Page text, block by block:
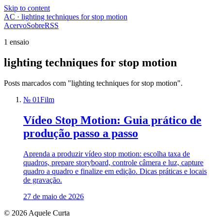
Skip to content
AC · lighting techniques for stop motion
AcervoSobreRSS
1 ensaio
lighting techniques for stop motion
Posts marcados com "lighting techniques for stop motion".
№ 01Film
Vídeo Stop Motion: Guia prático de
produção passo a passo
Aprenda a produzir vídeo stop motion: escolha taxa de
quadros, prepare storyboard, controle câmera e luz, capture
quadro a quadro e finalize em edição. Dicas práticas e locais
de gravação.
27 de maio de 2026
© 2026 Aquele Curta